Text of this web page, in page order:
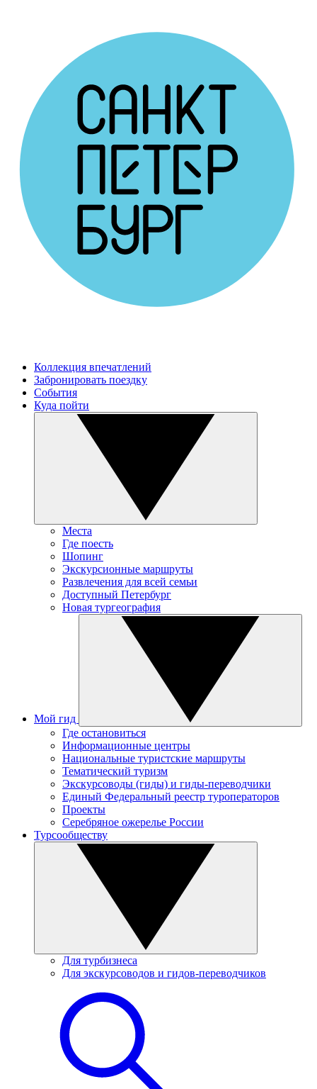
Коллекция впечатлений
Забронировать поездку
События
Куда пойти
Места
Где поесть
Шопинг
Экскурсионные маршруты
Развлечения для всей семьи
Доступный Петербург
Новая тургеография
Мой гид
Где остановиться
Информационные центры
Национальные туристские маршруты
Тематический туризм
Экскурсоводы (гиды) и гиды-переводчики
Единый Федеральный реестр туроператоров
Проекты
Серебряное ожерелье России
Турсообществу
Для турбизнеса
Для экскурсоводов и гидов-переводчиков